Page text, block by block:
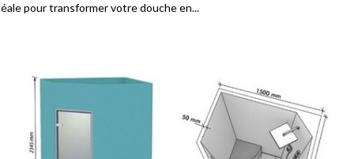
pour transformer votre douche en...